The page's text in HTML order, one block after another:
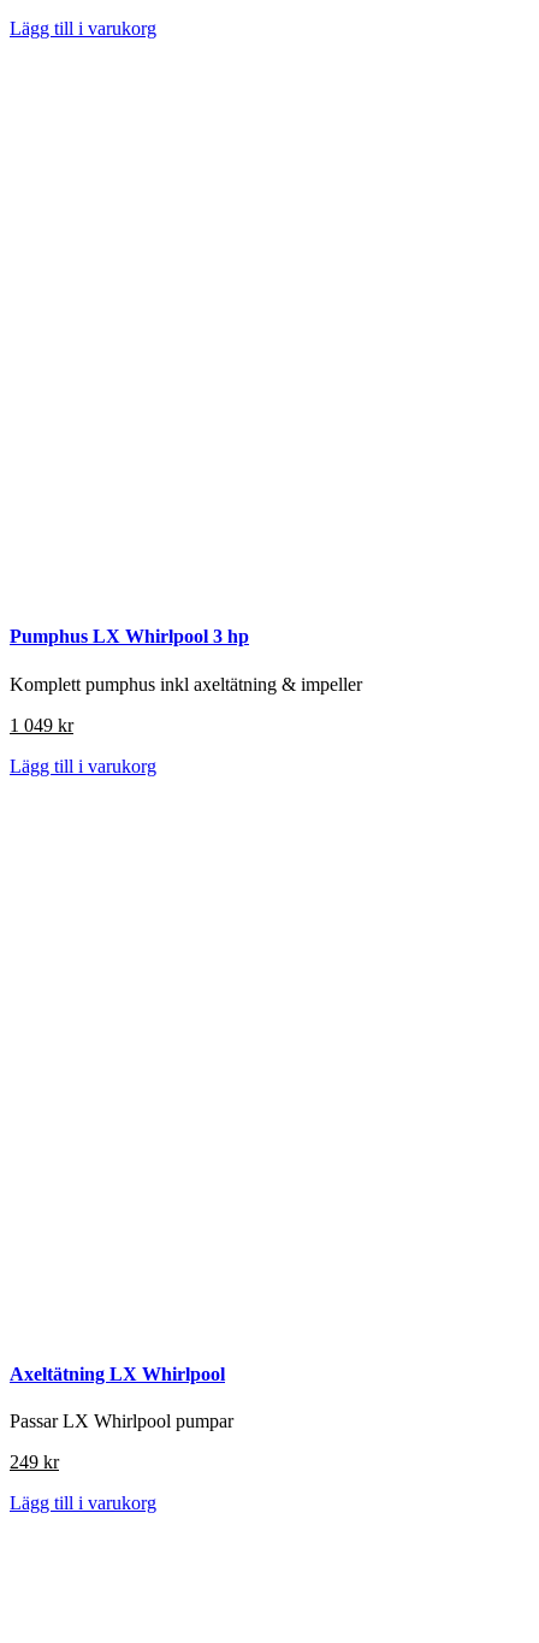
Lägg till i varukorg
Pumphus LX Whirlpool 3 hp
Komplett pumphus inkl axeltätning & impeller
1 049 kr
Lägg till i varukorg
Axeltätning LX Whirlpool
Passar LX Whirlpool pumpar
249 kr
Lägg till i varukorg